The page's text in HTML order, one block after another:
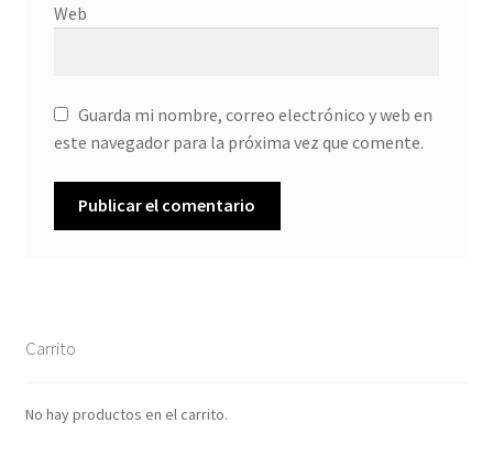
Web
Guarda mi nombre, correo electrónico y web en
este navegador para la próxima vez que comente.
Carrito
No hay productos en el carrito.